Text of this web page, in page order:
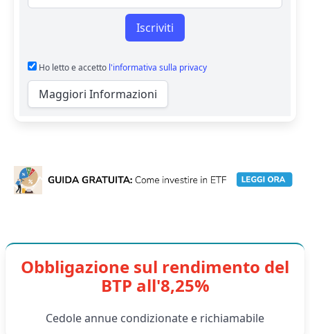
Iscriviti
Ho letto e accetto l'informativa sulla privacy
Maggiori Informazioni
Obbligazione sul rendimento del
BTP all'8,25%
Cedole annue condizionate e richiamabile